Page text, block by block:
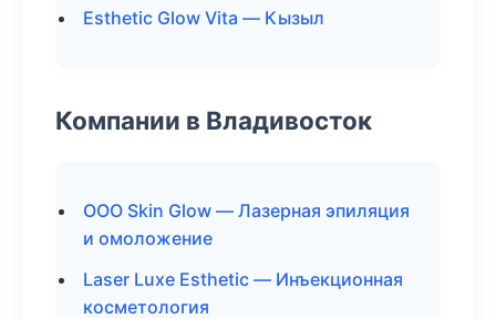
Esthetic Glow Vita — Кызыл
Компании в Владивосток
ООО Skin Glow — Лазерная эпиляция
и омоложение
Laser Luxe Esthetic — Инъекционная
косметология